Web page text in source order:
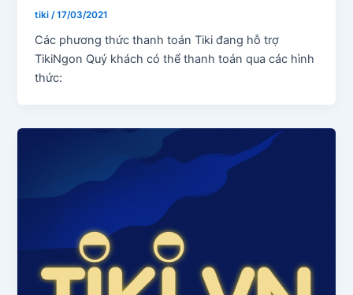
tiki /17/03/2021
Các phương thức thanh toán Tiki đang hỗ trợ
TikiNgon Quý khách có thể thanh toán qua các hình
thức: